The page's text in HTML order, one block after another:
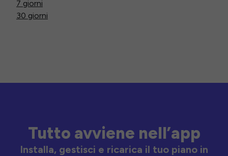
7 giorni
30 giorni
Tutto avviene nell’app
Installa, gestisci e ricarica il tuo piano in